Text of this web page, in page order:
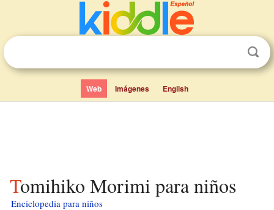
Web Imágenes English
Tomihiko Morimi para niños
Enciclopedia para niños